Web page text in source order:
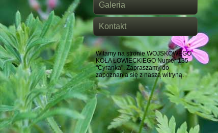
Galeria
Kontakt
Witamy na stronie WOJSKOWEGO
KOŁA ŁOWIECKIEGO Numer 135
"Cyranka". Zapraszamy do
zapoznania się z naszą witryną.